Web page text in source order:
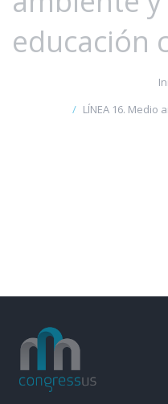
educación
LÍNEA 16. Medio